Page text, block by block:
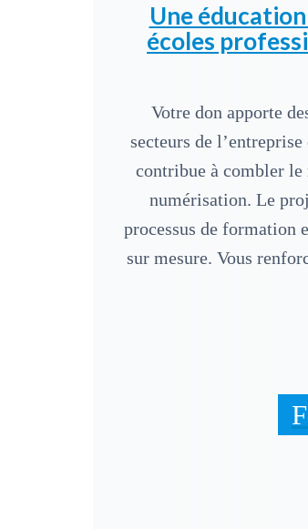
Une
écoles
Votre don apporte
secteurs de
contribue à combler le
numérisation. Le
processus de formation
sur mesure. Vous